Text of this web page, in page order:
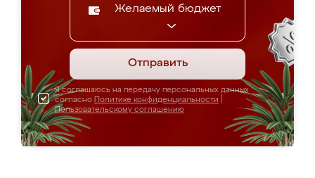
Желаемый бюджет
Отправить
Я соглашаюсь на передачу персональных данных
согласно Политике конфиденциальности
Пользовательскому соглашению